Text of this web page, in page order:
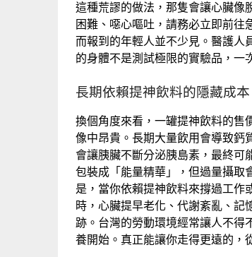
這種荒謬的做法，那隻會讓心臟像
困難、噁心嘔吐，請務必立即前往
而報到的年輕人並不少見。醫護人
的身體不是測試極限的實驗品，一
長期依賴提神飲料的隱藏成本
換個角度來看，一罐提神飲料的售
像中昂貴。長期大量飲用會導致鈣
會讓胰臟不斷分泌胰島素，最終可
包裝成「能量精華」，但過量攝取
是，當你依賴提神飲料來撐過工作
時，心臟提早老化、代謝紊亂、記
跡。台灣的勞動環境經常讓人不得
養開始。真正能讓你走得更遠的，